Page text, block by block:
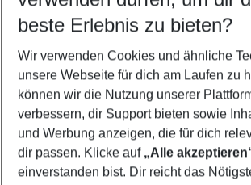
5-8 Nächte
2 Erwachsene Keine Kinder
Mehr Filter anzeigen
beste Erlebnis zu bieten?
Wir verwenden Cookies und ähnliche
unsere Webseite für dich am Laufen zu
können wir die Nutzung unserer
verbessern, dir Support bieten sowie
und Werbung anzeigen, die für dich
dir passen. Klicke auf „Alle
einverstanden bist. Dir reicht das